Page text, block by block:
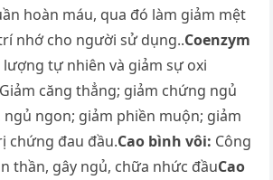
hoàn máu, qua đó làm giảm mệt
nhớ cho người sử dụng..Coenzym
tự nhiên và giảm sự oxi
Giảm căng thẳng; giảm chứng ngủ
ngon; giảm phiền muộn; giảm
chứng đau đầu.Cao bình vôi: Công
thần, gây ngủ, chữa nhức đầuCao